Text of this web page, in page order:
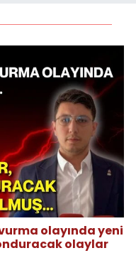
olayında yeni
olaylar